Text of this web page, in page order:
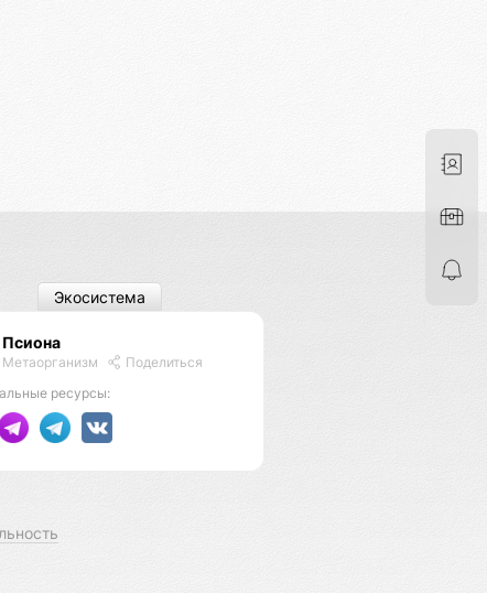
Псиона
Метаорганизм
Поделиться
ресурсы:
Экосистема